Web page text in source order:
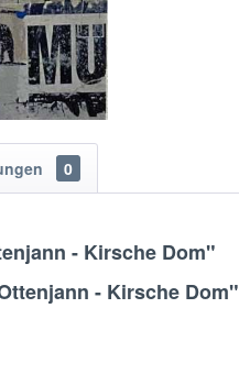
0
- Kirsche Dom"
- Kirsche Dom"